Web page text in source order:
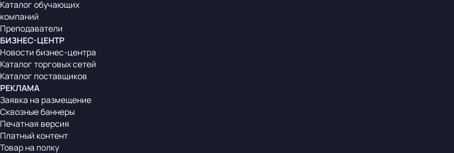
Каталог обучающих
компаний
Преподаватели
БИЗНЕС-ЦЕНТР
Новости бизнес-центра
Каталог торговых сетей
Каталог поставщиков
РЕКЛАМА
Заявка на размещение
Сквозные баннеры
Печатная версия
Платный контент
Товар на полку